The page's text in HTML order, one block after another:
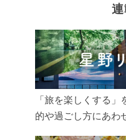
「旅を楽しくする」
的や過ごし方にあわ